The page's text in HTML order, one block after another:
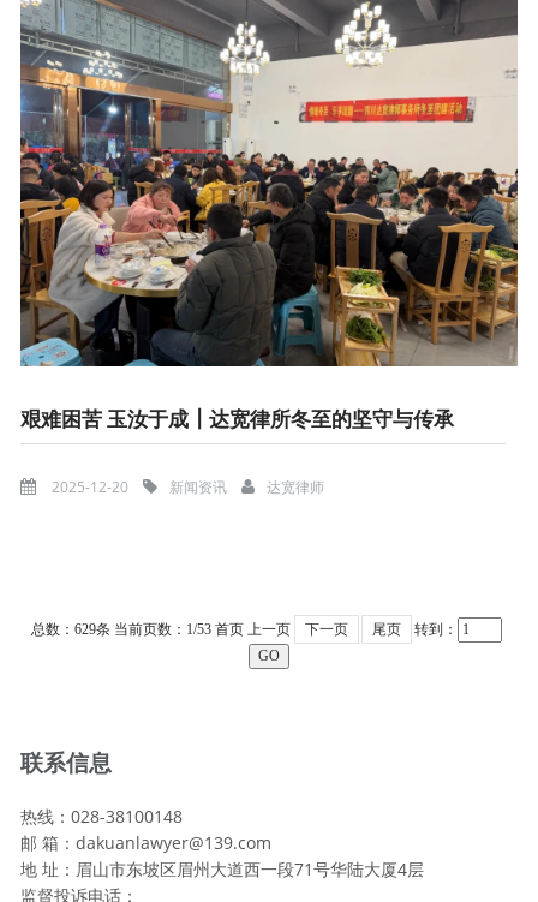
艰难困苦 玉汝于成┃达宽律所冬至的坚守与传承
2025-12-20 新闻资讯 达宽律师
总数：629条 当前页数： 1/53 首页 上一页 下一页 尾页 转到：
联系信息
热线：028-38100148
邮 箱：dakuanlawyer@139.com
地 址：眉山市东坡区眉州大道西一段71号华陆大厦4层
监督投诉电话：